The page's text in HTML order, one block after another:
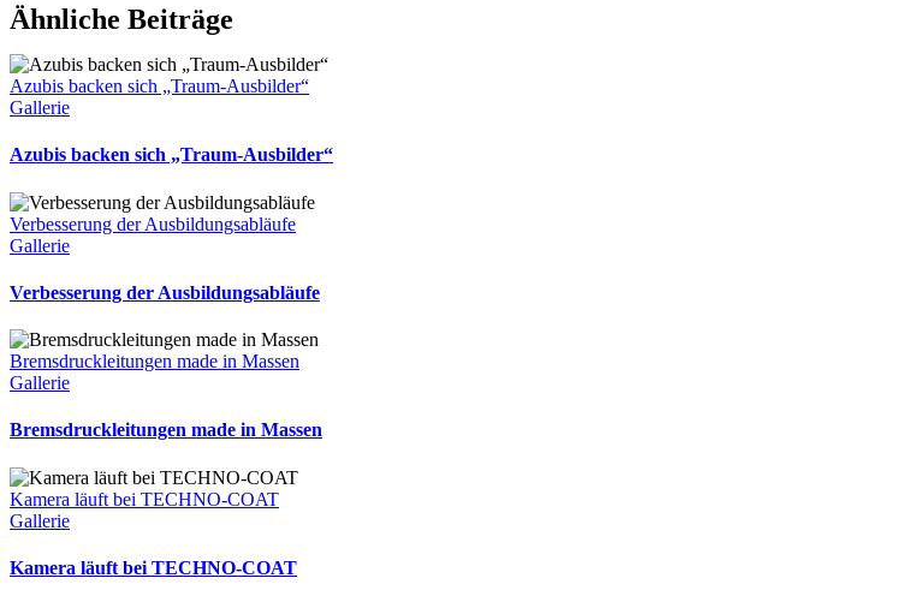
Facebook
X
Reddit
LinkedIn
WhatsApp
Telegram
Tumblr
Pinterest
Vk
Xing
E-
Mail
Ähnliche Beiträge
Azubis backen sich „Traum-Ausbilder“
Gallerie
Azubis backen sich „Traum-Ausbilder“
Verbesserung der Ausbildungsabläufe
Gallerie
Verbesserung der Ausbildungsabläufe
Bremsdruckleitungen made in Massen
Gallerie
Bremsdruckleitungen made in Massen
Kamera läuft bei TECHNO-COAT
Gallerie
Kamera läuft bei TECHNO-COAT